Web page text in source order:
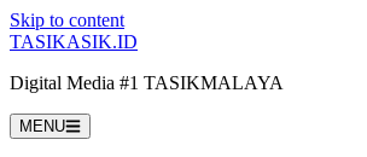
Skip to content
TASIKASIK.ID
Digital Media #1 TASIKMALAYA
MENU